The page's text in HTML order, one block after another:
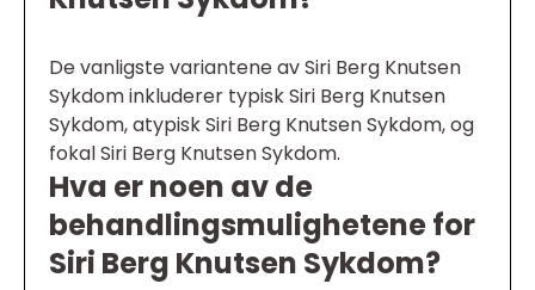
De vanligste variantene av Siri Berg Knutsen
Sykdom inkluderer typisk Siri Berg Knutsen
Sykdom, atypisk Siri Berg Knutsen Sykdom, og
fokal Siri Berg Knutsen Sykdom.
Hva er noen av de
behandlingsmulighetene for
Siri Berg Knutsen Sykdom?